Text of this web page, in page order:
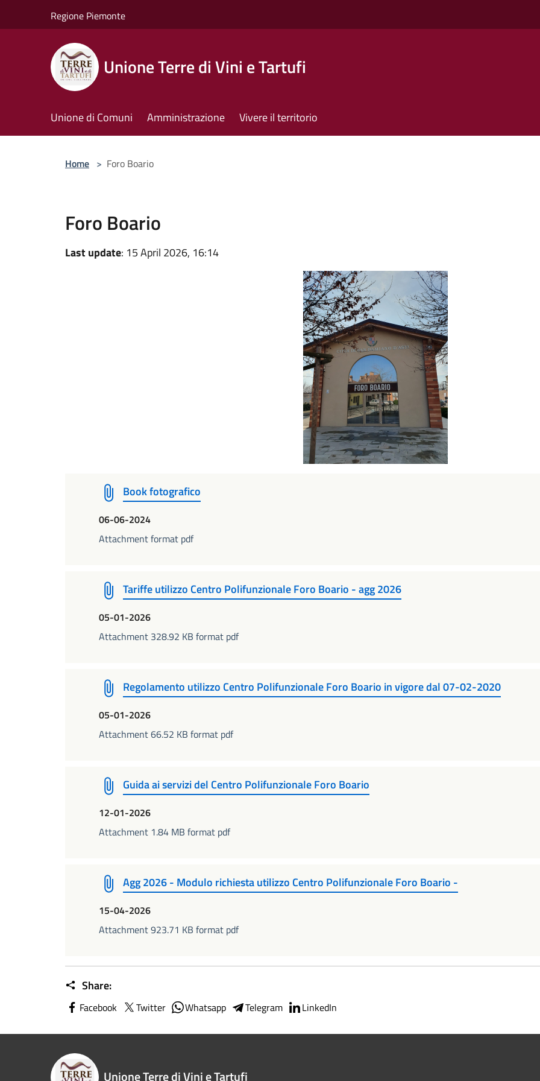
Regione Piemonte
Unione Terre di Vini e Tartufi
Unione di Comuni Amministrazione Vivere il territorio
Home > Foro Boario
Foro Boario
Last update: 15 April 2026, 16:14
Book fotografico
06-06-2024
Attachment format pdf
Tariffe utilizzo Centro Polifunzionale Foro Boario - agg 2026
05-01-2026
Attachment 328.92 KB format pdf
Regolamento utilizzo Centro Polifunzionale Foro Boario in vigore dal 07-02-2020
05-01-2026
Attachment 66.52 KB format pdf
Guida ai servizi del Centro Polifunzionale Foro Boario
12-01-2026
Attachment 1.84 MB format pdf
Agg 2026 - Modulo richiesta utilizzo Centro Polifunzionale Foro Boario -
15-04-2026
Attachment 923.71 KB format pdf
Share:
Facebook Twitter Whatsapp Telegram LinkedIn
Unione Terre di Vini e Tartufi